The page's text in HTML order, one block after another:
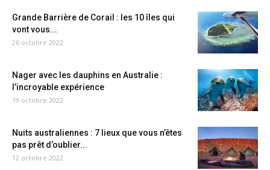
Grande Barrière de Corail : les 10 îles qui
vont vous...
26 octobre 2022
Nager avec les dauphins en Australie :
l’incroyable expérience
19 octobre 2022
Nuits australiennes : 7 lieux que vous n’êtes
pas prêt d’oublier...
12 octobre 2022